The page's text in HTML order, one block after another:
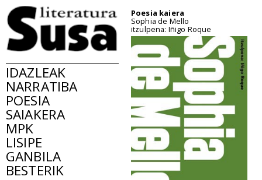
IDAZLEAK
NARRATIBA
POESIA
SAIAKERA
MPK
LISIPE
GANBILA
BESTERIK
Poesia kaiera
Sophia de Mello
itzulpena: Iñigo Roque